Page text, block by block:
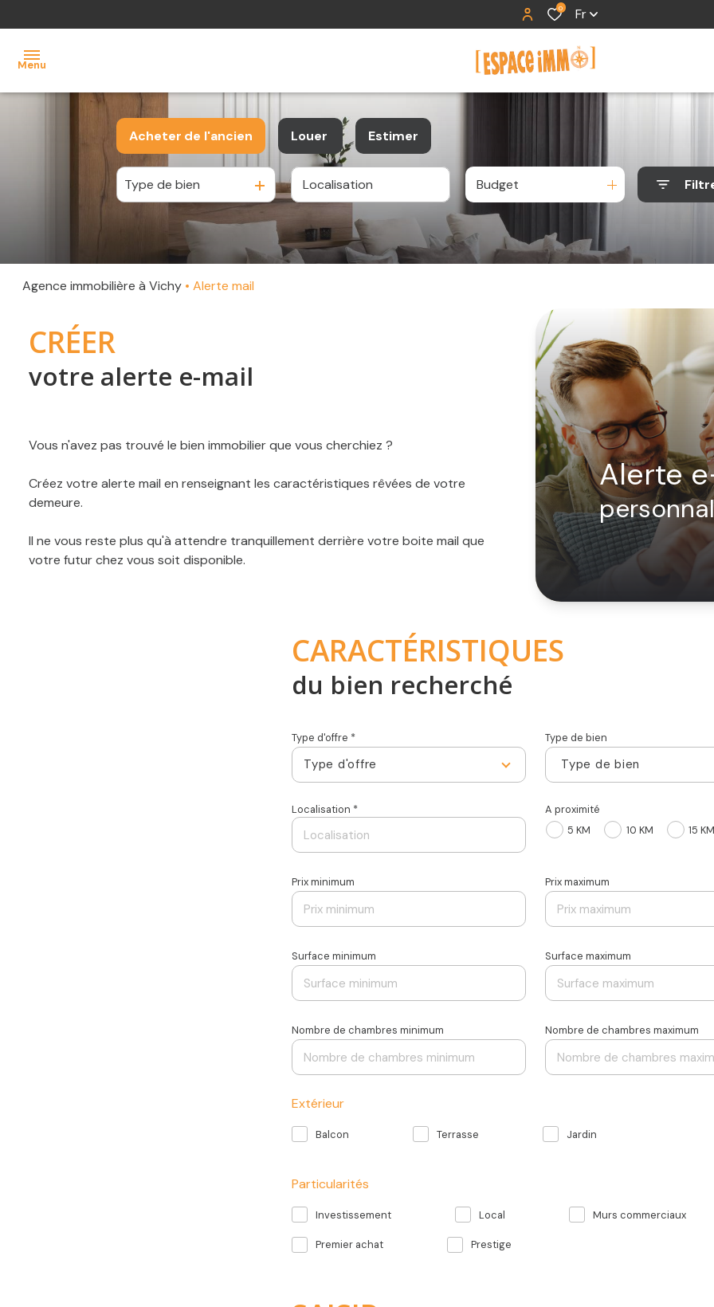
0 Fr
Menu
Acheter de l'ancien
De l'ancien
Louer
à l'année
Estimer
Type de bien Budget
Agence immobilière à Vichy Alerte mail
Alerte
CRÉER
votre alerte e-mail
Vous n'avez pas trouvé le bien immobilier que vous cherchiez ?
Créez votre alerte mail en renseignant les caractéristiques rêvées de votre
demeure.
Il ne vous reste plus qu'à attendre tranquillement derrière votre boite mail que
votre futur chez vous soit disponible.
CARACTÉRISTIQUES
du bien recherché
Type d'offre *
Type d'offre
Type de bien
Type de bien
Localisation *
A proximité
5 KM
10 KM 15
Prix minimum Prix maximum
Surface minimum Surface maximum
Nombre de chambres minimum Nombre de chambres maximum
Extérieur
Balcon Terrasse Jardin
Particularités
Investissement Local Murs commerciaux
Premier achat Prestige